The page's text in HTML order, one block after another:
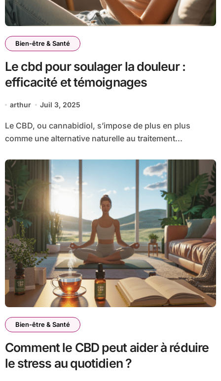
Bien-être & Santé
Le cbd pour soulager la douleur :
efficacité et témoignages
arthur Juil 3, 2025
Le CBD, ou cannabidiol, s’impose de plus en plus
comme une alternative naturelle au traitement...
Bien-être & Santé
Comment le CBD peut aider à réduire
le stress au quotidien ?